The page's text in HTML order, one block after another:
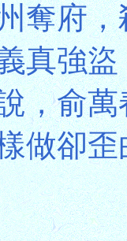
奪府
真強
，俞
做卻